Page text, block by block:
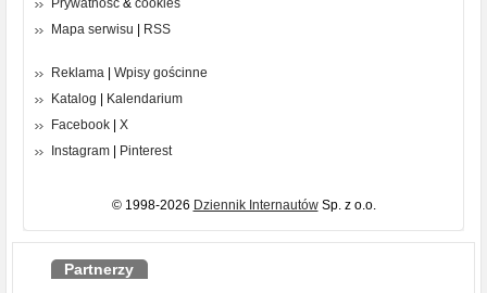
Prywatność & cookies
Mapa serwisu
RSS
Reklama
Wpisy gościnne
Katalog
Kalendarium
Facebook
X
Instagram
Pinterest
© 1998-2026 Dziennik InternautówSp. z o.o.
Partnerzy